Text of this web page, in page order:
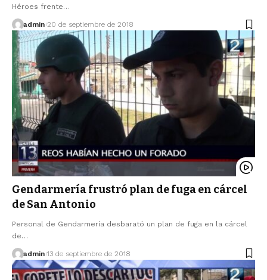
Héroes frente…
admin 20 de septiembre de 2018
Gendarmería frustró plan de fuga en cárcel
de San Antonio
Personal de Gendarmería desbarató un plan de fuga en la cárcel
de…
admin 13 de septiembre de 2018